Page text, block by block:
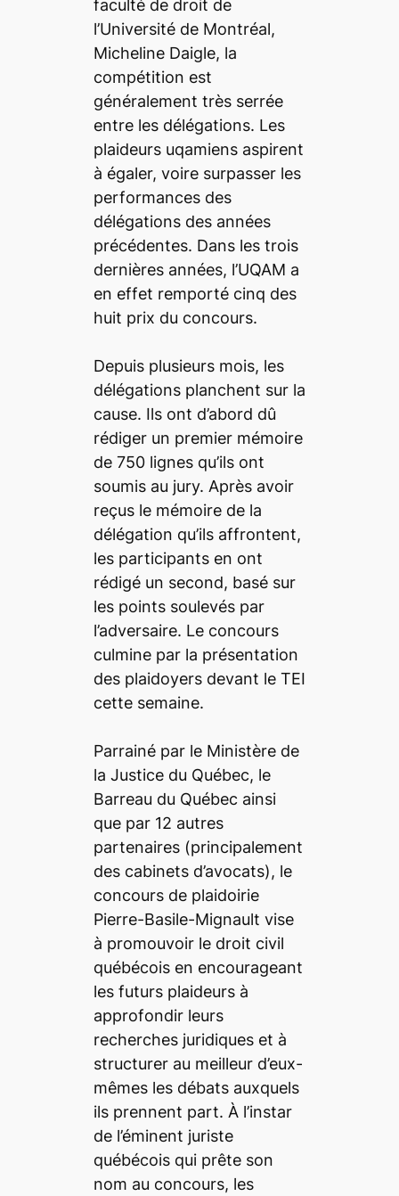
faculté de droit de
l’Université de Montréal,
Micheline Daigle, la
compétition est
généralement très serrée
entre les délégations. Les
plaideurs uqamiens aspirent
à égaler, voire surpasser les
performances des
délégations des années
précédentes. Dans les trois
dernières années, l’UQAM a
en effet remporté cinq des
huit prix du concours.
Depuis plusieurs mois, les
délégations planchent sur la
cause. Ils ont d’abord dû
rédiger un premier mémoire
de 750 lignes qu’ils ont
soumis au jury. Après avoir
reçus le mémoire de la
délégation qu’ils affrontent,
les participants en ont
rédigé un second, basé sur
les points soulevés par
l’adversaire. Le concours
culmine par la présentation
des plaidoyers devant le TEI
cette semaine.
Parrainé par le Ministère de
la Justice du Québec, le
Barreau du Québec ainsi
que par 12 autres
partenaires (principalement
des cabinets d’avocats), le
concours de plaidoirie
Pierre-Basile-Mignault vise
à promouvoir le droit civil
québécois en encourageant
les futurs plaideurs à
approfondir leurs
recherches juridiques et à
structurer au meilleur d’eux-
mêmes les débats auxquels
ils prennent part. À l’instar
de l’éminent juriste
québécois qui prête son
nom au concours, les